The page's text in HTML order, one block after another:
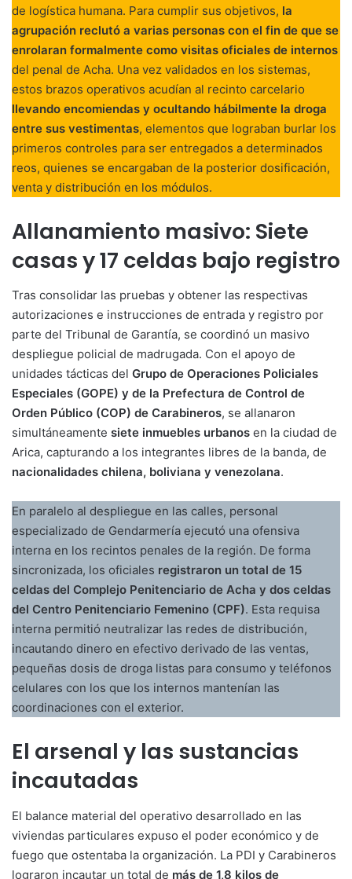
de logística humana. Para cumplir sus objetivos, la
agrupación reclutó a varias personas con el fin de que se
enrolaran formalmente como visitas oficiales de internos
del penal de Acha. Una vez validados en los sistemas,
estos brazos operativos acudían al recinto carcelario
llevando encomiendas y ocultando hábilmente la droga
entre sus vestimentas, elementos que lograban burlar los
primeros controles para ser entregados a determinados
reos, quienes se encargaban de la posterior dosificación,
venta y distribución en los módulos.
Allanamiento masivo: Siete
casas y 17 celdas bajo registro
Tras consolidar las pruebas y obtener las respectivas
autorizaciones e instrucciones de entrada y registro por
parte del Tribunal de Garantía, se coordinó un masivo
despliegue policial de madrugada. Con el apoyo de
unidades tácticas del Grupo de Operaciones Policiales
Especiales (GOPE) y de la Prefectura de Control de
Orden Público (COP) de Carabineros, se allanaron
simultáneamente siete inmuebles urbanos en la ciudad de
Arica, capturando a los integrantes libres de la banda, de
nacionalidades chilena, boliviana y venezolana.
En paralelo al despliegue en las calles, personal
especializado de Gendarmería ejecutó una ofensiva
interna en los recintos penales de la región. De forma
sincronizada, los oficiales registraron un total de 15
celdas del Complejo Penitenciario de Acha y dos celdas
del Centro Penitenciario Femenino (CPF). Esta requisa
interna permitió neutralizar las redes de distribución,
incautando dinero en efectivo derivado de las ventas,
pequeñas dosis de droga listas para consumo y teléfonos
celulares con los que los internos mantenían las
coordinaciones con el exterior.
El arsenal y las sustancias
incautadas
El balance material del operativo desarrollado en las
viviendas particulares expuso el poder económico y de
fuego que ostentaba la organización. La PDI y Carabineros
lograron incautar un total de más de 1,8 kilos de